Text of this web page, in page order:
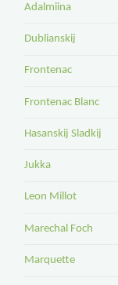
Adalmiina
Dublianskij
Frontenac
Frontenac Blanc
Hasanskij Sladkij
Jukka
Leon Millot
Marechal Foch
Marquette